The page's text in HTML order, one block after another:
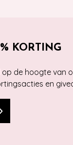
KORTING
op de hoogte van
en